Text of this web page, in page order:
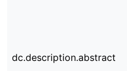
dc.description.abstract